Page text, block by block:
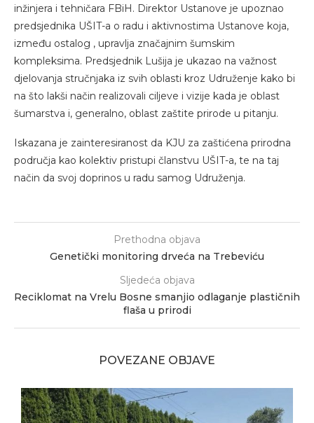
inžinjera i tehničara FBiH. Direktor Ustanove je upoznao
predsjednika UŠIT-a o radu i aktivnostima Ustanove koja,
između ostalog , upravlja značajnim šumskim
kompleksima. Predsjednik Lušija je ukazao na važnost
djelovanja stručnjaka iz svih oblasti kroz Udruženje kako bi
na što lakši način realizovali ciljeve i vizije kada je oblast
šumarstva i, generalno, oblast zaštite prirode u pitanju.
Iskazana je zainteresiranost da KJU za zaštićena prirodna
područja kao kolektiv pristupi članstvu UŠIT-a, te na taj
način da svoj doprinos u radu samog Udruženja.
Prethodna objava
Genetički monitoring drveća na Trebeviću
Sljedeća objava
Reciklomat na Vrelu Bosne smanjio odlaganje plastičnih
flaša u prirodi
POVEZANE OBJAVE